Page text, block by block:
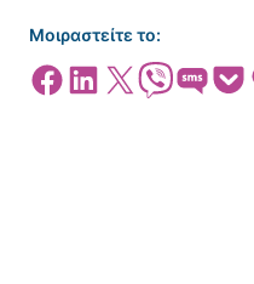
Μοιραστείτε το:
Share on Facebook
Share on LinkedIn
Share on X Share on ViberShare on SMS
Share